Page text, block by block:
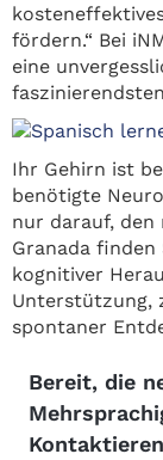
fördern.“ Bei
eine
Ihr Gehirn ist
benötigte
nur darauf,
Granada finden
kognitiver
Unterstützung,
spontaner
Bereit, die